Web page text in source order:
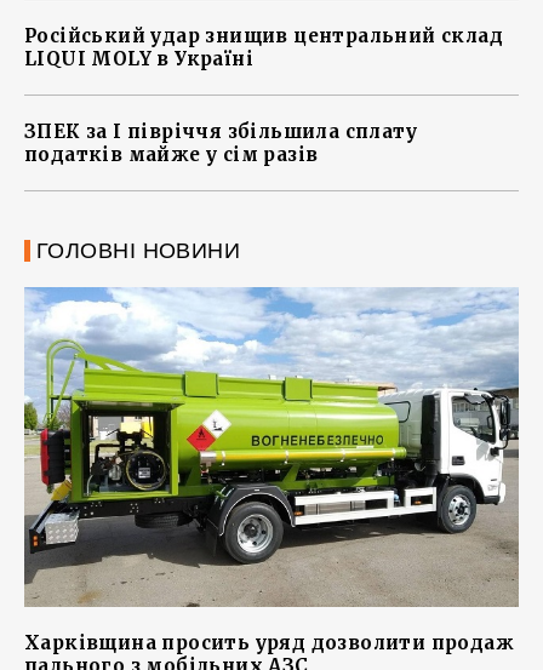
Російський удар знищив центральний склад
LIQUI MOLY в Україні
ЗПЕК за І півріччя збільшила сплату
податків майже у сім разів
ГОЛОВНІ НОВИНИ
Харківщина просить уряд дозволити продаж